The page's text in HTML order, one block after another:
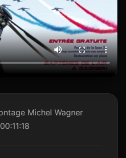
Michel Wagner
00:11:18